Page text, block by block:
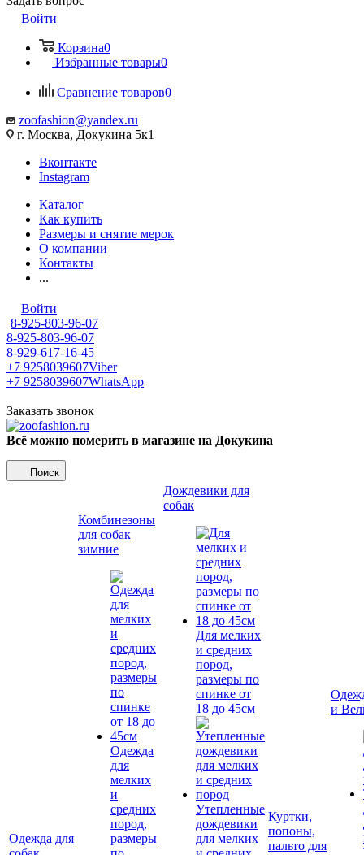
Войти
Корзина0
Избранные товары0
Сравнение товаров0
zoofashion@yandex.ru
г. Москва, Докукина 5к1
Вконтакте
Instagram
Каталог
Как купить
Размеры и снятие мерок
О компании
Контакты
...
Войти
8-925-803-96-07
8-925-803-96-07
8-929-617-16-45
+7 9258039607Viber
+7 9258039607WhatsApp
Заказать звонок
Всё можно померить в магазине на Докукина
Поиск
Одежда для
Комбинезоны
для собак
зимние
Одежда
для
мелких
и
средних
пород,
размеры
Дождевики для
собак
Для мелких
и средних
пород,
размеры по
спинке от
18 до 45см
Утепленные
дождевики
для мелких
Куртки,
попоны,
пальто для
и